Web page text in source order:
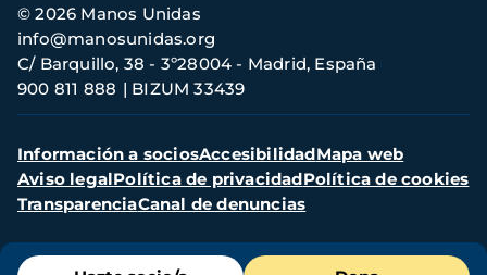
Menú
Información
de
contacto
© 2026 Manos Unidas
C/ Barquillo, 38 - 3º28004 - Madrid, España
900 811 888
BIZUM 33439
info@manosunidas.org
Menú
secundario
Información a sociosAccesibilidadMapa web
Aviso legalPolítica de privacidadPolítica de cookies
TransparenciaCanal de denuncias